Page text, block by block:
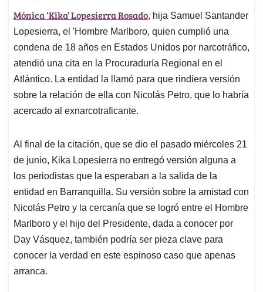
Mónica ‘Kika’ Lopesierra Rosado, hija Samuel Santander
Lopesierra, el 'Hombre Marlboro, quien cumplió una
condena de 18 años en Estados Unidos por narcotráfico,
atendió una cita en la Procuraduría Regional en el
Atlántico. La entidad la llamó para que rindiera versión
sobre la relación de ella con Nicolás Petro, que lo habría
acercado al exnarcotraficante.
Al final de la citación, que se dio el pasado miércoles 21
de junio, Kika Lopesierra no entregó versión alguna a
los periodistas que la esperaban a la salida de la
entidad en Barranquilla. Su versión sobre la amistad con
Nicolás Petro y la cercanía que se logró entre el Hombre
Marlboro y el hijo del Presidente, dada a conocer por
Day Vásquez, también podría ser pieza clave para
conocer la verdad en este espinoso caso que apenas
arranca.